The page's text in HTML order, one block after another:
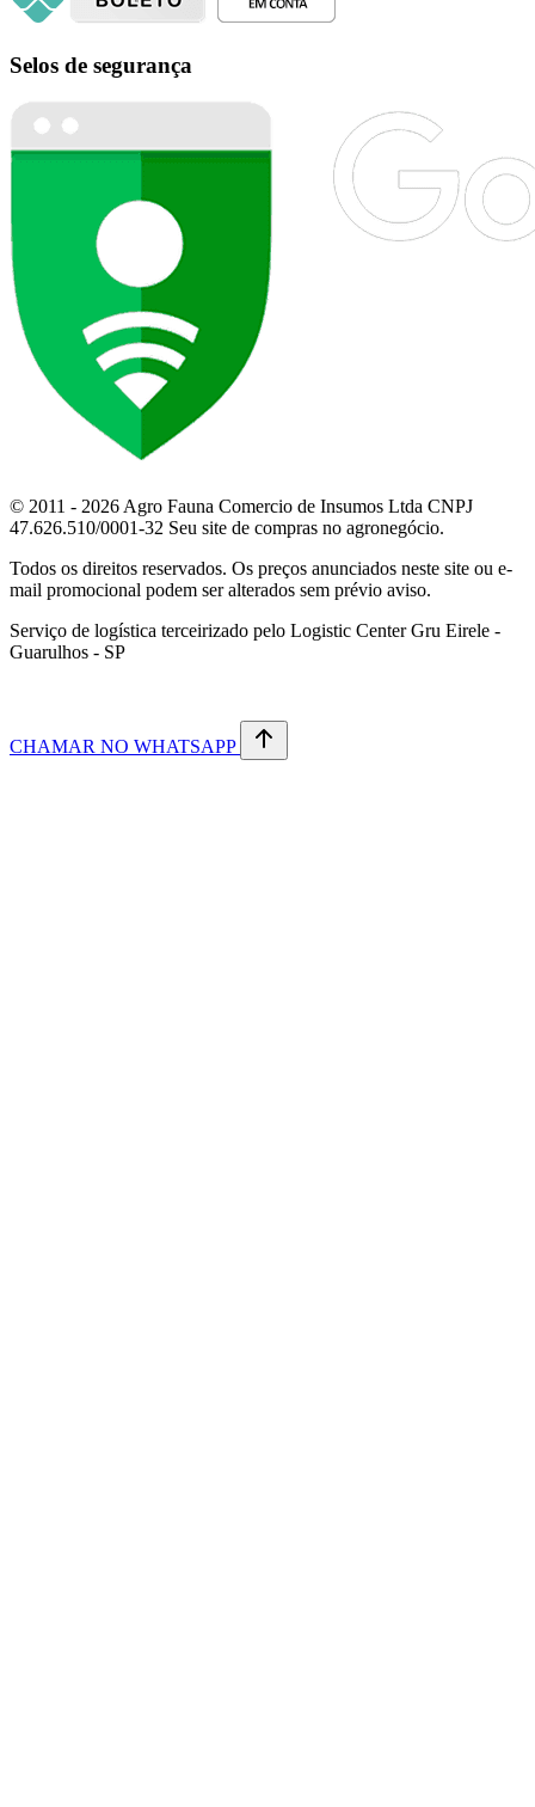
Selos de segurança
© 2011 - 2026 Agro Fauna Comercio de Insumos Ltda CNPJ
47.626.510/0001-32 Seu site de compras no agronegócio.
Todos os direitos reservados. Os preços anunciados neste site ou e-
mail promocional podem ser alterados sem prévio aviso.
Serviço de logística terceirizado pelo Logistic Center Gru Eirele -
Guarulhos - SP
CHAMAR NO WHATSAPP